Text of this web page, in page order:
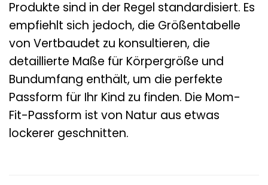
Produkte sind in der Regel standardisiert. Es
empfiehlt sich jedoch, die Größentabelle
von Vertbaudet zu konsultieren, die
detaillierte Maße für Körpergröße und
Bundumfang enthält, um die perfekte
Passform für Ihr Kind zu finden. Die Mom-
Fit-Passform ist von Natur aus etwas
lockerer geschnitten.